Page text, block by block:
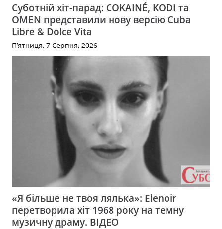
Суботній хіт-парад: COKAINÉ, KODI та
OMEN представили нову версію Cuba
Libre & Dolce Vita
П’ятниця, 7 Серпня, 2026
«Я більше не твоя лялька»: Elenoir
перетворила хіт 1968 року на темну
музичну драму. ВІДЕО